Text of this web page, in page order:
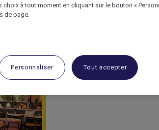
à tout moment en cliquant sur le bouton «
de page.
Personnaliser Tout accepter